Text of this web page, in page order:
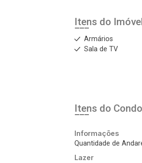
Itens do
Armários
Sala de TV
Itens do
Informações
Quantidade de
Lazer